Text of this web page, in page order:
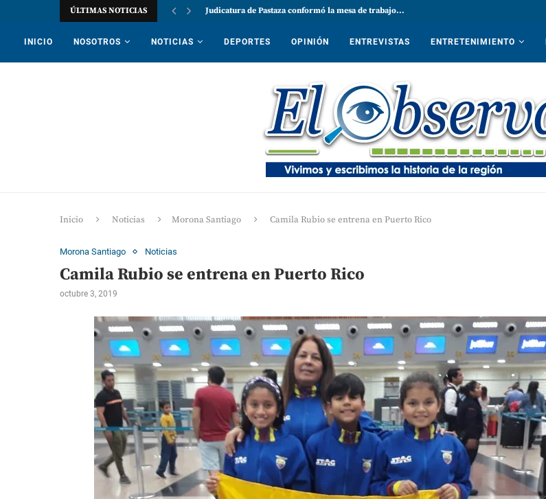
ÚLTIMAS NOTICIAS Judicatura de Pastaza conformó la mesa de trabajo...
INICIO NOSOTROS NOTICIAS DEPORTES OPINIÓN ENTREVISTAS ENTRETENIMIENTO
Inicio Noticias Morona Santiago Camila Rubio se entrena en Puerto Rico
Morona Santiago Noticias
Camila Rubio se entrena en Puerto Rico
octubre 3, 2019